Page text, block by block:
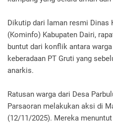
Dikutip dari laman resmi
(Kominfo) Kabupaten Dairi,
buntut dari konflik antara
keberadaan PT Gruti yang
anarkis.
Ratusan warga dari Desa
Parsaoran melakukan aksi di
(12/11/2025). Mereka